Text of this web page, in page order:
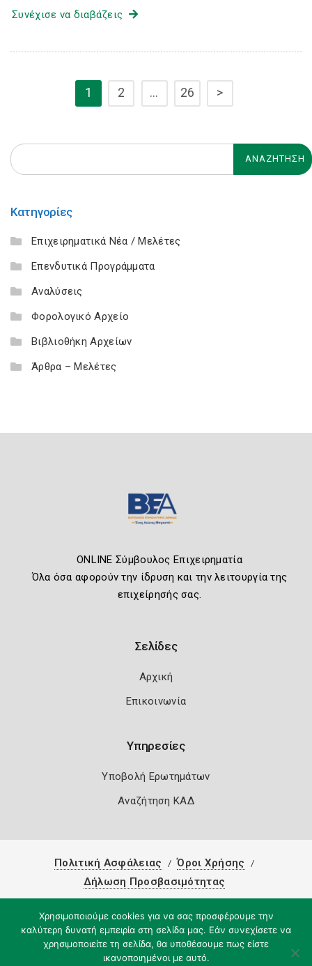
Συνέχισε να διαβάζεις
1 2 … 26 >
Κατηγορίες
Επιχειρηματικά Νέα / Μελέτες
Επενδυτικά Προγράμματα
Αναλύσεις
Φορολογικό Αρχείο
Βιβλιοθήκη Αρχείων
Άρθρα – Μελέτες
ONLINE Σύμβουλος Επιχειρηματία
Όλα όσα αφορούν την ίδρυση και την λειτουργία της
επιχείρησής σας.
Σελίδες
Αρχική
Επικοινωνία
Υπηρεσίες
Υποβολή Ερωτημάτων
Αναζήτηση ΚΑΔ
Πολιτική Ασφάλειας
Όροι Χρήσης
Δήλωση Προσβασιμότητας
Χρησιμοποιούμε cookies για να σας προσφέρουμε την
καλύτερη δυνατή εμπειρία στη σελίδα μας. Εάν συνεχίσετε να
χρησιμοποιείτε τη σελίδα, θα υποθέσουμε πως είστε
ικανοποιημένοι με αυτό.